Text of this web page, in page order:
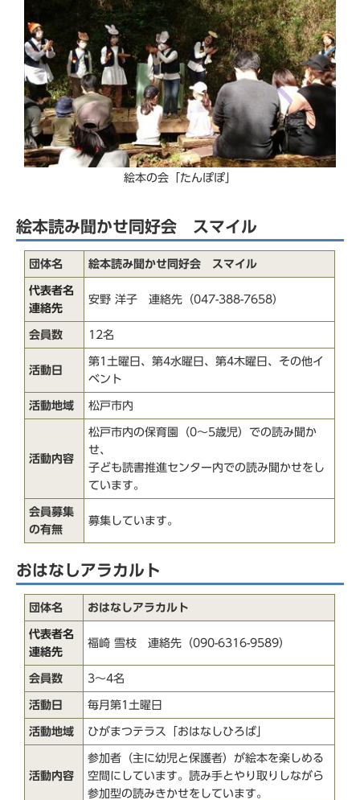
絵本の会「たんぽぽ」
絵本読み聞かせ同好会 スマイル
団体名 絵本読み聞かせ同好会 スマイル
代表者名
連絡先
安野 洋子 連絡先（047-388-7658）
会員数 12名
活動日
第1土曜日、第4水曜日、第4木曜日、その他イ
ベント
活動地域 松戸市内
活動内容
松戸市内の保育園（0～5歳児）での読み聞か
せ、
子ども読書推進センター内での読み聞かせをし
ています。
会員募集
の有無
募集しています。
おはなしアラカルト
団体名 おはなしアラカルト
代表者名
連絡先
福崎 雪枝 連絡先（090-6316-9589）
会員数 3～4名
活動日 毎月第1土曜日
活動地域 ひがまつテラス「おはなしひろば」
活動内容
参加者（主に幼児と保護者）が絵本を楽しめる
空間にしています。読み手とやり取りしながら
参加型の読みきかせをしています。